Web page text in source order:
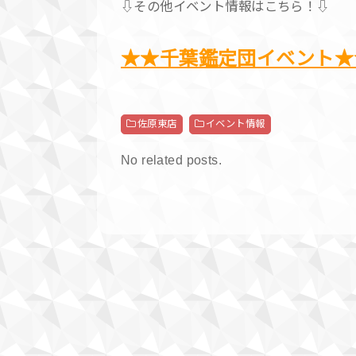
⇩その他イベント情報はこちら！⇩
★★千葉鑑定団イベント
佐原東店 イベント情報
No related posts.